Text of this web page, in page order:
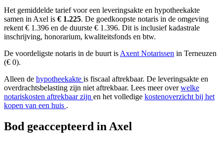
Het gemiddelde tarief voor een leveringsakte en hypotheekakte
samen in Axel is € 1.225. De goedkoopste notaris in de omgeving
rekent € 1.396 en de duurste € 1.396. Dit is inclusief kadastrale
inschrijving, honorarium, kwaliteitsfonds en btw.
De voordeligste notaris in de buurt is Axent Notarissen in Terneuzen
(€ 0).
Alleen de hypotheekakte is fiscaal aftrekbaar. De leveringsakte en
overdrachtsbelasting zijn niet aftrekbaar. Lees meer overwelke
notariskosten aftrekbaar zijn en het volledige kostenoverzicht bij het
kopen van een huis .
Bod geaccepteerd in Axel